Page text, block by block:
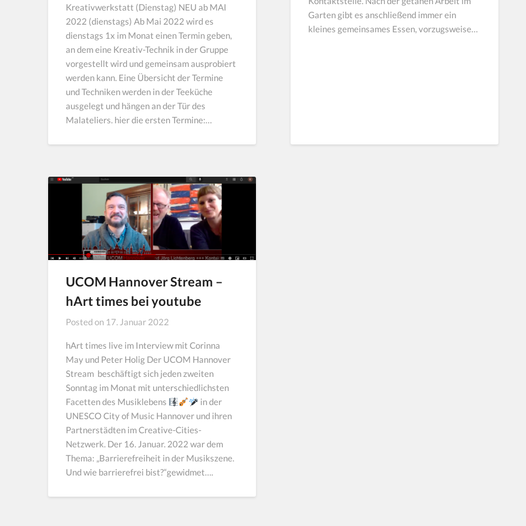
Kreativwerkstatt (Dienstag) NEU ab MAI
2022 (dienstags) Ab Mai 2022 wird es
dienstags 1x im Monat einen Termin geben,
an dem eine Kreativ-Technik in der Gruppe
vorgestellt wird und gemeinsam ausprobiert
werden kann. Eine Übersicht der Termine
und Techniken werden in der Teeküche
ausgelegt und hängen an der Tür des
Malateliers. hier die ersten Termine:…
Garten gibt es anschließend immer ein
kleines gemeinsames Essen, vorzugsweise…
UCOM Hannover Stream –
hArt times bei youtube
Posted on 17. Januar 2022
hArt times live im Interview mit Corinna
May und Peter Holig Der UCOM Hannover
Stream beschäftigt sich jeden zweiten
Sonntag im Monat mit unterschiedlichsten
Facetten des Musiklebens
in der
UNESCO City of Music Hannover und ihren
Partnerstädten im Creative-Cities-
Netzwerk. Der 16. Januar. 2022 war dem
Thema: „Barrierefreiheit in der Musikszene.
Und wie barrierefrei bist?“gewidmet….